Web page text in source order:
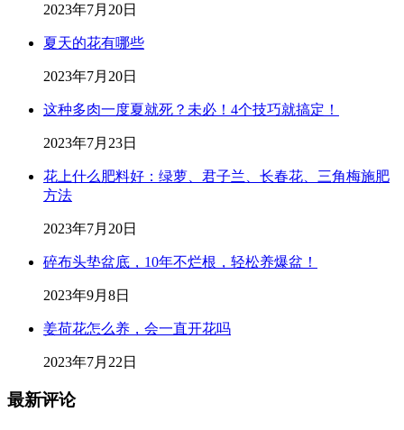
2023年7月20日
夏天的花有哪些
2023年7月20日
这种多肉一度夏就死？未必！4个技巧就搞定！
2023年7月23日
花上什么肥料好：绿萝、君子兰、长春花、三角梅施肥
方法
2023年7月20日
碎布头垫盆底，10年不烂根，轻松养爆盆！
2023年9月8日
姜荷花怎么养，会一直开花吗
2023年7月22日
最新评论